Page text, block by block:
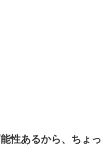
性あるから、ちょっ